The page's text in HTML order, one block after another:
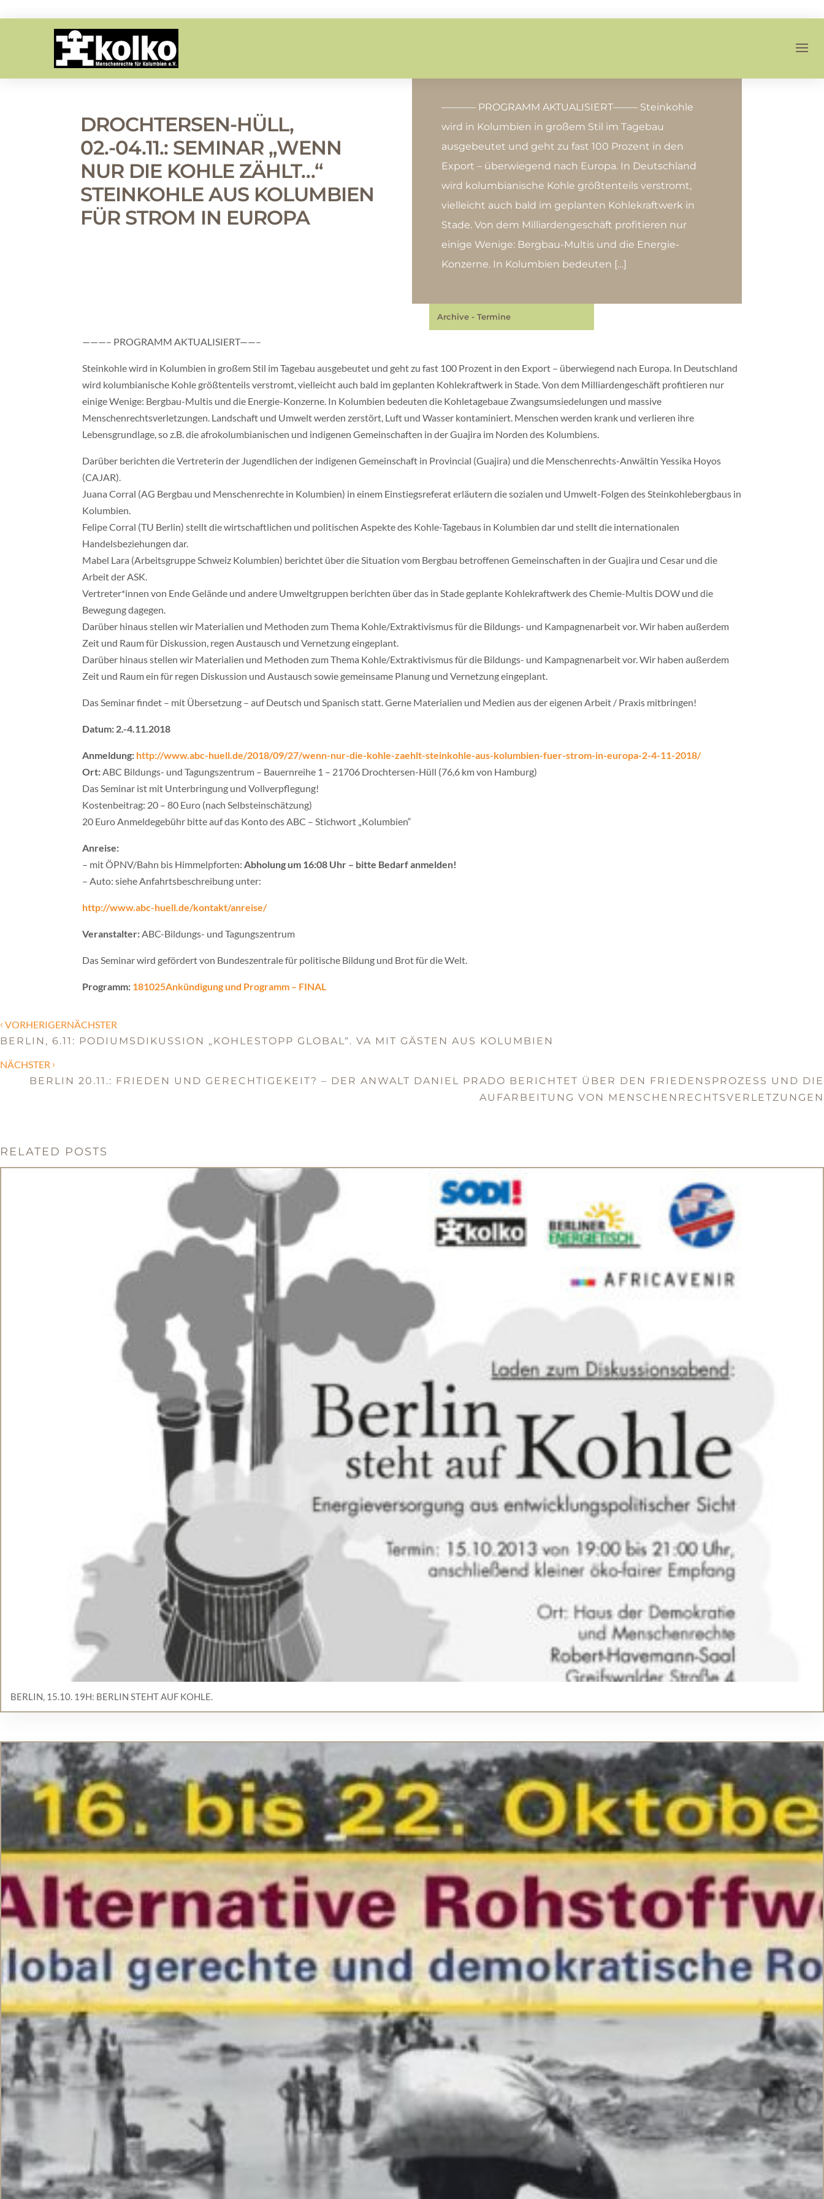
DROCHTERSEN-HÜLL,
02.-04.11.: SEMINAR „WENN
NUR DIE KOHLE ZÄHLT…“
STEINKOHLE AUS KOLUMBIEN
FÜR STROM IN EUROPA
———– PROGRAMM AKTUALISIERT——– Steinkohle
wird in Kolumbien in großem Stil im Tagebau
ausgebeutet und geht zu fast 100 Prozent in den
Export – überwiegend nach Europa. In Deutschland
wird kolumbianische Kohle größtenteils verstromt,
vielleicht auch bald im geplanten Kohlekraftwerk in
Stade. Von dem Milliardengeschäft profitieren nur
einige Wenige: Bergbau-Multis und die Energie-
Konzerne. In Kolumbien bedeuten […]
Archive - Termine
———– PROGRAMM AKTUALISIERT——–
Steinkohle wird in Kolumbien in großem Stil im Tagebau ausgebeutet und geht zu fast 100 Prozent in den Export – überwiegend nach Europa. In Deutschland
wird kolumbianische Kohle größtenteils verstromt, vielleicht auch bald im geplanten Kohlekraftwerk in Stade. Von dem Milliardengeschäft profitieren nur
einige Wenige: Bergbau-Multis und die Energie-Konzerne. In Kolumbien bedeuten die Kohletagebaue Zwangsumsiedelungen und massive
Menschenrechtsverletzungen. Landschaft und Umwelt werden zerstört, Luft und Wasser kontaminiert. Menschen werden krank und verlieren ihre
Lebensgrundlage, so z.B. die afrokolumbianischen und indigenen Gemeinschaften in der Guajira im Norden des Kolumbiens.
Darüber berichten die Vertreterin der Jugendlichen der indigenen Gemeinschaft in Provincial (Guajira) und die Menschenrechts-Anwältin Yessika Hoyos
(CAJAR).
Juana Corral (AG Bergbau und Menschenrechte in Kolumbien) in einem Einstiegsreferat erläutern die sozialen und Umwelt-Folgen des Steinkohlebergbaus in
Kolumbien.
Felipe Corral (TU Berlin) stellt die wirtschaftlichen und politischen Aspekte des Kohle-Tagebaus in Kolumbien dar und stellt die internationalen
Handelsbeziehungen dar.
Mabel Lara (Arbeitsgruppe Schweiz Kolumbien) berichtet über die Situation vom Bergbau betroffenen Gemeinschaften in der Guajira und Cesar und die
Arbeit der ASK.
Vertreter*innen von Ende Gelände und andere Umweltgruppen berichten über das in Stade geplante Kohlekraftwerk des Chemie-Multis DOW und die
Bewegung dagegen.
Darüber hinaus stellen wir Materialien und Methoden zum Thema Kohle/Extraktivismus für die Bildungs- und Kampagnenarbeit vor. Wir haben außerdem
Zeit und Raum für Diskussion, regen Austausch und Vernetzung eingeplant.
Darüber hinaus stellen wir Materialien und Methoden zum Thema Kohle/Extraktivismus für die Bildungs- und Kampagnenarbeit vor. Wir haben außerdem
Zeit und Raum ein für regen Diskussion und Austausch sowie gemeinsame Planung und Vernetzung eingeplant.
Das Seminar findet – mit Übersetzung – auf Deutsch und Spanisch statt. Gerne Materialien und Medien aus der eigenen Arbeit / Praxis mitbringen!
Datum: 2.-4.11.2018
Anmeldung: http://www.abc-huell.de/2018/09/27/wenn-nur-die-kohle-zaehlt-steinkohle-aus-kolumbien-fuer-strom-in-europa-2-4-11-2018/
Ort:ABC Bildungs- und Tagungszentrum – Bauernreihe 1 – 21706 Drochtersen-Hüll (76,6 km von Hamburg)
Das Seminar ist mit Unterbringung und Vollverpflegung!
Kostenbeitrag: 20 – 80 Euro (nach Selbsteinschätzung)
20 Euro Anmeldegebühr bitte auf das Konto des ABC – Stichwort „Kolumbien“
Anreise:
– mit ÖPNV/Bahn bis Himmelpforten:Abholung um 16:08 Uhr – bitte Bedarf anmelden!
– Auto: siehe Anfahrtsbeschreibung unter:
http://www.abc-huell.de/kontakt/anreise/
Veranstalter:ABC-Bildungs- und Tagungszentrum
Das Seminar wird gefördert von Bundeszentrale für politische Bildung und Brot für die Welt.
Programm: 181025Ankündigung und Programm – FINAL
‹ VORHERIGERNÄCHSTER
BERLIN, 6.11: PODIUMSDIKUSSION „KOHLESTOPP GLOBAL“. VA MIT GÄSTEN AUS KOLUMBIEN
NÄCHSTER ›
BERLIN 20.11.: FRIEDEN UND GERECHTIGEKEIT? – DER ANWALT DANIEL PRADO BERICHTET ÜBER DEN FRIEDENSPROZESS UND DIE
AUFARBEITUNG VON MENSCHENRECHTSVERLETZUNGEN
RELATED POSTS
BERLIN, 15.10. 19H: BERLIN STEHT AUF KOHLE.